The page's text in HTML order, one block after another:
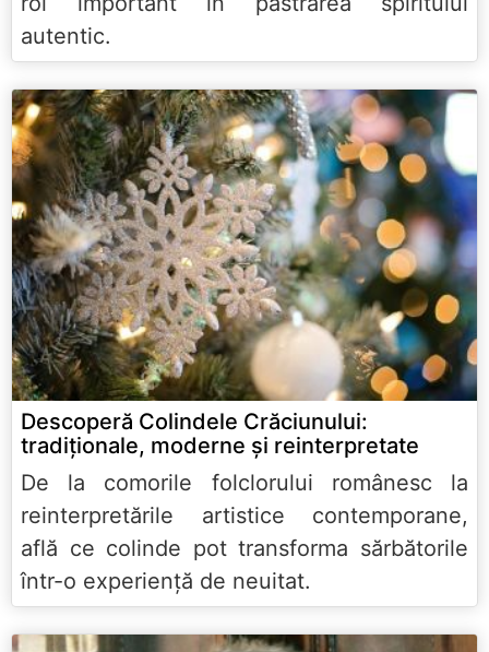
autentic.
Descoperă Colindele Crăciunului:
tradiționale, moderne și reinterpretate
De la comorile folclorului românesc la
reinterpretările artistice contemporane,
află ce colinde pot transforma sărbătorile
într-o experiență de neuitat.